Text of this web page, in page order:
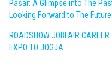
Pasar: A Glimpse into The
Looking Forward to The Future
ROADSHOW JOBFAIR CAREER
EXPO TO JOGJA